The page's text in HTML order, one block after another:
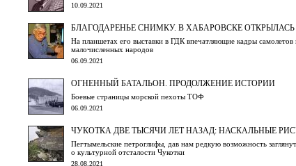
10.09.2021
БЛАГОДАРЕНЬЕ СНИМКУ. В ХАБАРОВСКЕ
На планшетах его выставки в ГДК впечатляющие кадры
малочисленных народов
06.09.2021
ОГНЕННЫЙ БАТАЛЬОН. ПРОДОЛЖЕНИЕ ИСТОРИИ
Боевые страницы морской пехоты ТОФ
06.09.2021
ЧУКОТКА ДВЕ ТЫСЯЧИ ЛЕТ НАЗАД: НАСКАЛЬНЫЕ
Пегтымельские петроглифы, дав нам редкую возможность
о культурной отсталости Чукотки
28.08.2021